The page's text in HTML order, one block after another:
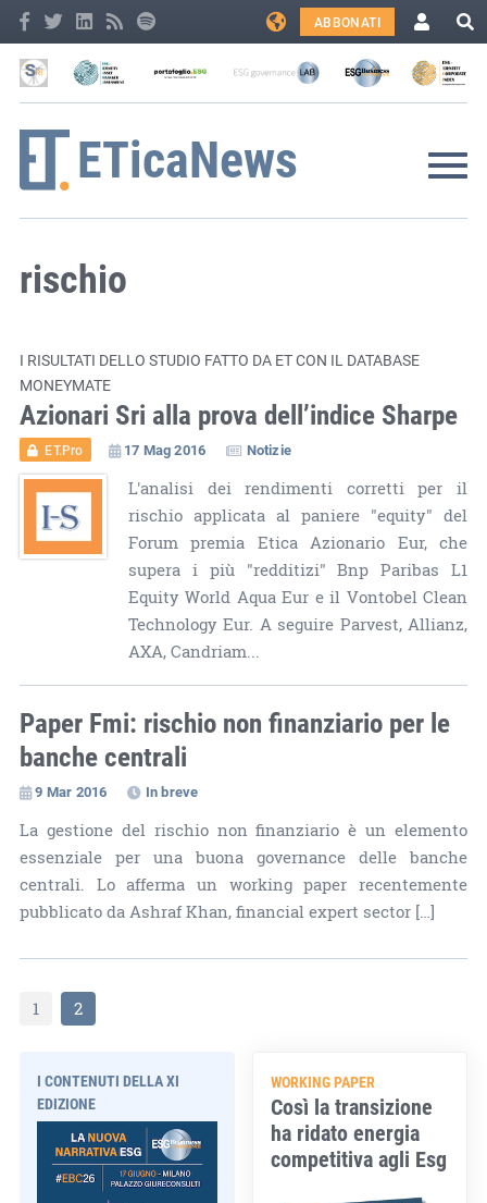
ABBONATI
rischio
I RISULTATI DELLO STUDIO FATTO DA ET CON IL DATABASE
MONEYMATE
Azionari Sri alla prova dell’indice Sharpe
ET.Pro 17 Mag 2016 Notizie
L'analisi dei rendimenti corretti per il
rischio applicata al paniere "equity" del
Forum premia Etica Azionario Eur, che
supera i più "redditizi" Bnp Paribas L1
Equity World Aqua Eur e il Vontobel Clean
Technology Eur. A seguire Parvest, Allianz,
AXA, Candriam...
Paper Fmi: rischio non finanziario per le
banche centrali
9 Mar 2016 In breve
La gestione del rischio non finanziario è un elemento
essenziale per una buona governance delle banche
centrali. Lo afferma un working paper recentemente
pubblicato da Ashraf Khan, financial expert sector […]
1 2
I CONTENUTI DELLA XI
EDIZIONE
WORKING PAPER
Così la transizione
ha ridato energia
competitiva agli Esg